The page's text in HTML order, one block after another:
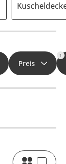
Preis
1